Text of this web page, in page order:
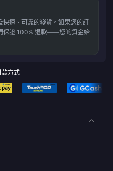
快速、可靠的發貨。如果您的訂
保證 100% 退款——您的資金始
款方式